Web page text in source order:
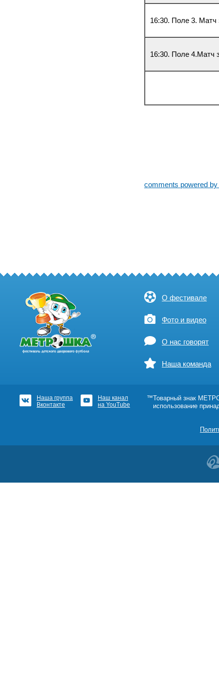
16:30. Поле 3. Матч
16:30. Поле 4.Матч
comments powered
О фестивале
Фото и видео
О нас говорят
Наша команда
Наша группа
Вконтакте
Наш канал
на YouTube
™Товарный знак
использование